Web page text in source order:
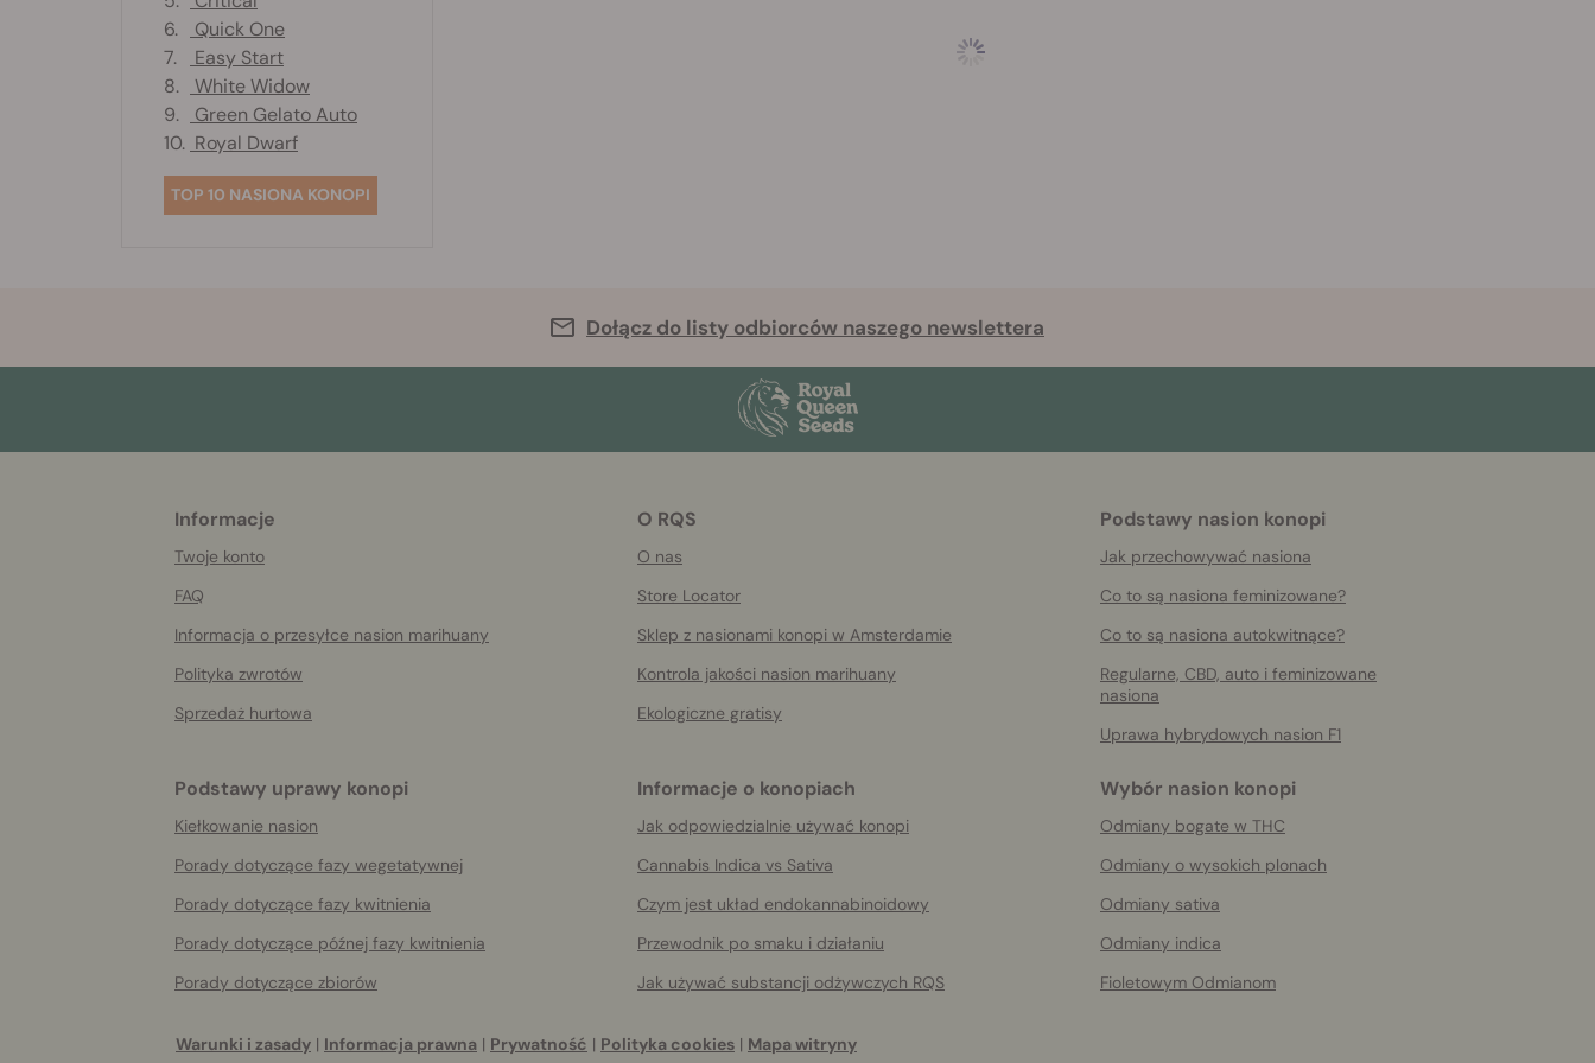
6.
Quick One
7.
Easy Start
8.
White Widow
9.
Green Gelato Auto
10. Royal Dwarf
TOP 10 NASIONA KONOPI
Dołącz do listy odbiorców naszego newslettera
Informacje
Twoje konto
FAQ
Informacja o przesyłce nasion marihuany
Polityka zwrotów
Sprzedaż hurtowa
O RQS
O nas
Store Locator
Sklep z nasionami konopi w Amsterdamie
Kontrola jakości nasion marihuany
Ekologiczne gratisy
Podstawy nasion konopi
Jak przechowywać nasiona
Co to są nasiona feminizowane?
Co to są nasiona autokwitnące?
Regularne, CBD, auto i feminizowane
nasiona
Uprawa hybrydowych nasion F1
Podstawy uprawy konopi
Kiełkowanie nasion
Porady dotyczące fazy wegetatywnej
Porady dotyczące fazy kwitnienia
Porady dotyczące późnej fazy kwitnienia
Porady dotyczące zbiorów
Informacje o konopiach
Jak odpowiedzialnie używać konopi
Cannabis Indica vs Sativa
Czym jest układ endokannabinoidowy
Przewodnik po smaku i działaniu
Jak używać substancji odżywczych RQS
Wybór nasion konopi
Odmiany bogate w THC
Odmiany o wysokich plonach
Odmiany sativa
Odmiany indica
Fioletowym Odmianom
Warunki i zasady | Informacja prawna | Prywatność | Polityka cookies | Mapa witryny